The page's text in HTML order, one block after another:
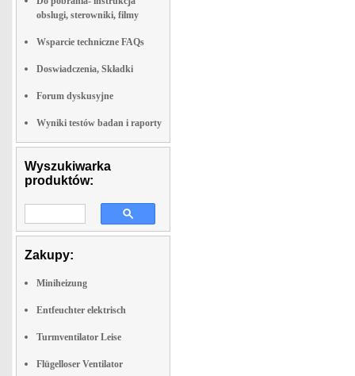
obslugi, sterowniki, filmy
Wsparcie techniczne FAQs
Doswiadczenia, Składki
Forum dyskusyjne
Wyniki testów badan i raporty
Wyszukiwarka
produktów:
Zakupy:
Miniheizung
Entfeuchter elektrisch
Turmventilator Leise
Flügelloser Ventilator